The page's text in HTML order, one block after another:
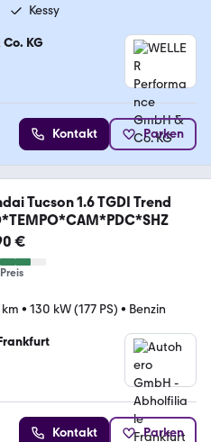
Kessy
KG
Kontakt Parken
Tucson 1.6 TGDI Trend
€
• 130 kW (177 PS) • Benzin
Kontakt Parken